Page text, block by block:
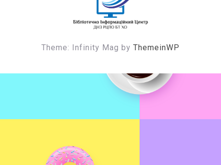
Theme: Infinity Mag by ThemeinWP